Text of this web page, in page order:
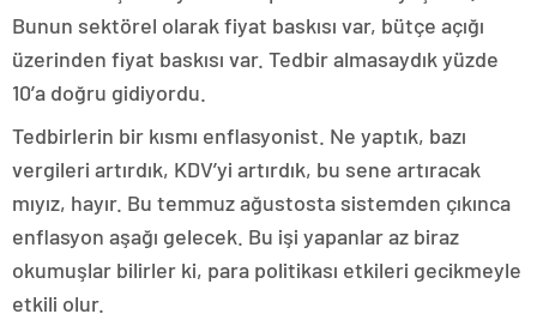
Bunun sektörel olarak fiyat baskısı var, bütçe açığı
üzerinden fiyat baskısı var. Tedbir almasaydık yüzde
10’a doğru gidiyordu.
Tedbirlerin bir kısmı enflasyonist. Ne yaptık, bazı
vergileri artırdık, KDV’yi artırdık, bu sene artıracak
mıyız, hayır. Bu temmuz ağustosta sistemden çıkınca
enflasyon aşağı gelecek. Bu işi yapanlar az biraz
okumuşlar bilirler ki, para politikası etkileri gecikmeyle
etkili olur.